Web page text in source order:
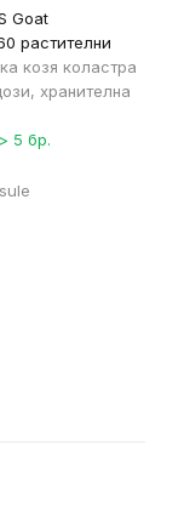
Goat
растителни
козя коластра
хранителна
5 бр.